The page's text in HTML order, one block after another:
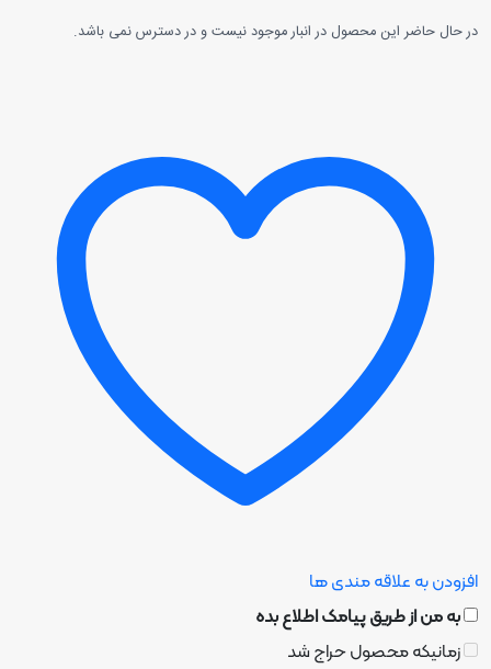
در حال حاضر این محصول در انبار موجود نیست و در دسترس نمی باشد.
افزودن به علاقه مندی ها
به من از طریق پیامک اطلاع بده
زمانیکه محصول حراج شد